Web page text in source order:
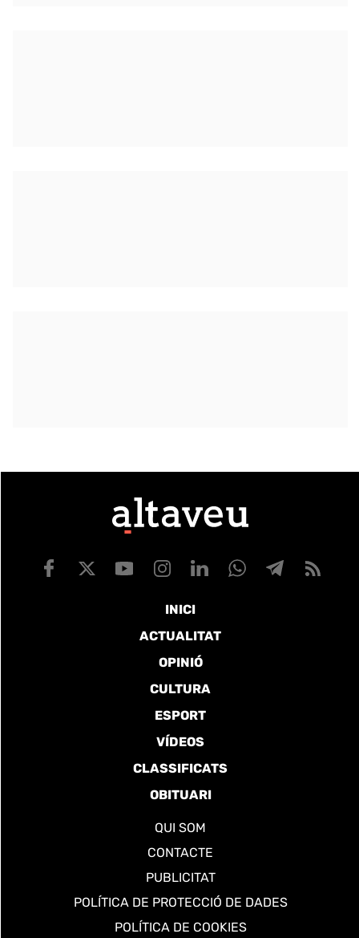
INICI
ACTUALITAT
OPINIÓ
CULTURA
ESPORT
VÍDEOS
CLASSIFICATS
OBITUARI
QUI SOM
CONTACTE
PUBLICITAT
POLÍTICA DE PROTECCIÓ DE DADES
POLÍTICA DE COOKIES